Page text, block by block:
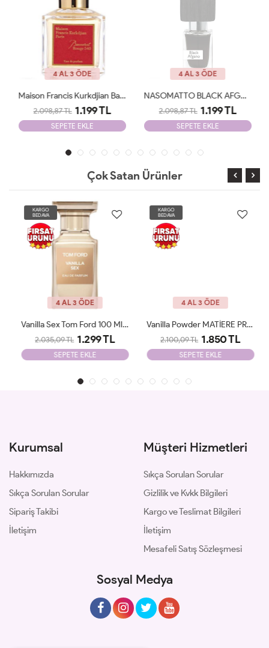
4 AL 3 ÖDE
Maison Francis Kurkdjian Baccarat 70 Ml EDP Unisex Tester
2.098,87 TL 1.199 TL
SEPETE EKLE
4 AL 3 ÖDE
NASOMATTO BLACK AFGANO EDP 30 ML Unisex Tester
2.098,87 TL 1.199 TL
SEPETE EKLE
Çok Satan Ürünler
KARGO
BEDAVA
4 AL 3 ÖDE
Vanilla Sex Tom Ford 100 Ml Tester
2.035,09 TL 1.299 TL
SEPETE EKLE
KARGO
BEDAVA
4 AL 3 ÖDE
Vanilla Powder MATİERE PREMİERE 100ml Unisex Tester
2.100,09 TL 1.850 TL
SEPETE EKLE
Kurumsal
Hakkımızda
Sıkça Sorulan Sorular
Sipariş Takibi
İletişim
Müşteri Hizmetleri
Sıkça Sorulan Sorular
Gizlilik ve Kvkk Bilgileri
Kargo ve Teslimat Bilgileri
İletişim
Mesafeli Satış Sözleşmesi
Sosyal Medya